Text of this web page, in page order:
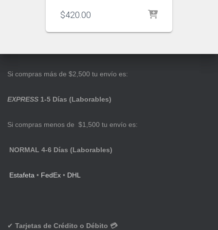
$420.00
Si compras más de $2,500 tu envío es:
EXPRESS 1-5 Días (Laborables)
Si compras menos de $1,500 tu envío es:
NORMAL 4-6 Días (Laborables)
Estafeta • FedEx • DHL
✔ Tarjetas de Crédito o Débito 💳